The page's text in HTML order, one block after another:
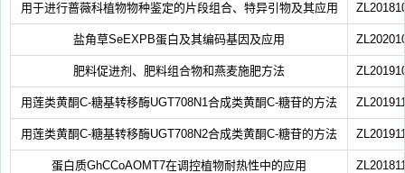
用于进行蔷薇科植物物种鉴定的片段组合、特异引物及其应用
盐角草SeEXPB蛋白及其编码基因及应用
肥料促进剂、肥料组合物和燕麦施肥方法
用莲类黄酮C-糖基转移酶UGT708N1合成类黄酮C-糖苷的方法
用莲类黄酮C-糖基转移酶UGT708N2合成类黄酮C-糖苷的方法
蛋白质GhCCoAOMT7在调控植物耐热性中的应用